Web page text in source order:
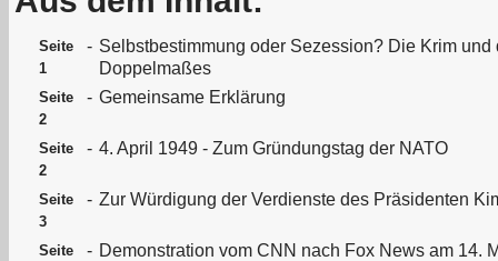
Seite
1
- Selbstbestimmung oder Sezession? Die Krim
Doppelmaßes
Seite
2
- Gemeinsame Erklärung
Seite
2
- 4. April 1949 - Zum Gründungstag der NATO
Seite
3
- Zur Würdigung der Verdienste des Präsidenten
Seite
- Demonstration vom CNN nach Fox News am 14.